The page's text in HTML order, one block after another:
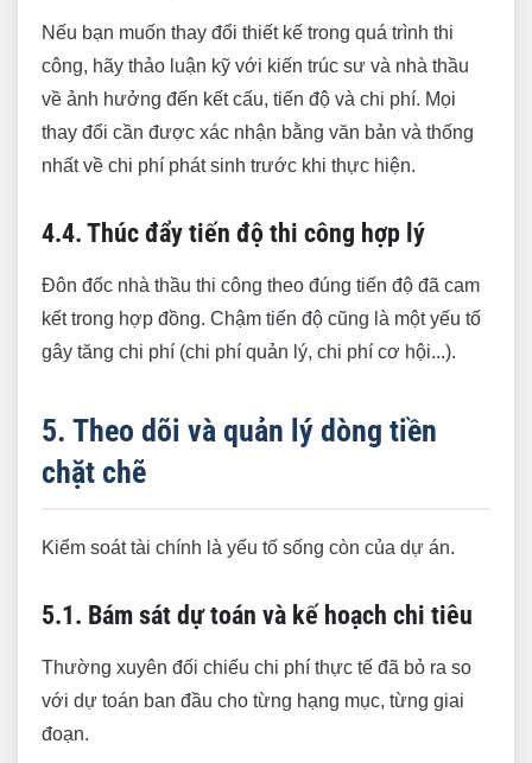
Nếu bạn muốn thay đổi thiết kế trong quá trình thi
công, hãy thảo luận kỹ với kiến trúc sư và nhà thầu
về ảnh hưởng đến kết cấu, tiến độ và chi phí. Mọi
thay đổi cần được xác nhận bằng văn bản và thống
nhất về chi phí phát sinh trước khi thực hiện.
4.4. Thúc đẩy tiến độ thi công hợp lý
Đôn đốc nhà thầu thi công theo đúng tiến độ đã cam
kết trong hợp đồng. Chậm tiến độ cũng là một yếu tố
gây tăng chi phí (chi phí quản lý, chi phí cơ hội...).
5. Theo dõi và quản lý dòng tiền
chặt chẽ
Kiểm soát tài chính là yếu tố sống còn của dự án.
5.1. Bám sát dự toán và kế hoạch chi tiêu
Thường xuyên đối chiếu chi phí thực tế đã bỏ ra so
với dự toán ban đầu cho từng hạng mục, từng giai
đoạn.